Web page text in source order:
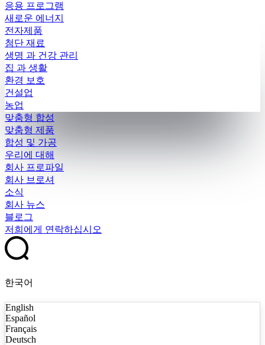
응용 프로그램
새로운 에너지
전자제품
첨단 재료
생명 과 건강 관리
집 과 생활
환경 보호
건설업
농업
맞춤형 합성
맞춤형 제품
합성 및 가공
우리에 대해
회사 프로파일
회사 브로셔
소식
회사 뉴스
블로그
저희에게 연락하십시오
한국어
English
Español
Français
Deutsch